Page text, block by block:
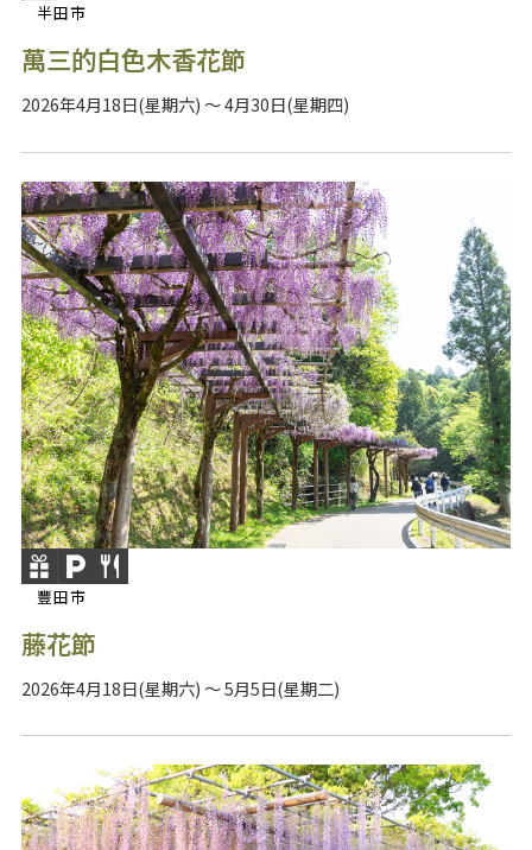
半田市
萬三的白色木香花節
2026年4月18日(星期六) ～ 4月30日(星期四)
豐田市
藤花節
2026年4月18日(星期六) ～ 5月5日(星期二)